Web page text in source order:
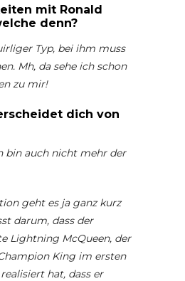
mit Ronald
denn?
Typ, bei ihm muss
Mh, da sehe ich schon
zu mir!
dich von
bin auch nicht mehr der
geht es ja ganz kurz
darum, dass der
Lightning McQueen, der
King im ersten
hat, dass er